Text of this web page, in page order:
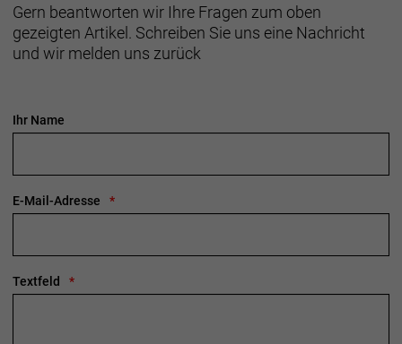
Gern beantworten wir Ihre Fragen zum oben
gezeigten Artikel. Schreiben Sie uns eine Nachricht
und wir melden uns zurück
Ihr Name
E-Mail-Adresse
Textfeld